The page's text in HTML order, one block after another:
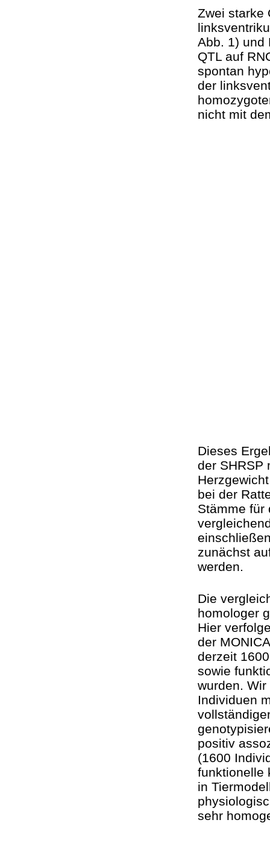
Zwei starke
Abb. 1) und
QTL auf
spontan
der
nicht mit
Dieses
der SHRSP
bei der
Stämme für
zunächst
werden.
Die
homologer
Hier
der
derzeit
sowie
wurden.
Individuen
positiv
(1600
funktionelle
in
sehr